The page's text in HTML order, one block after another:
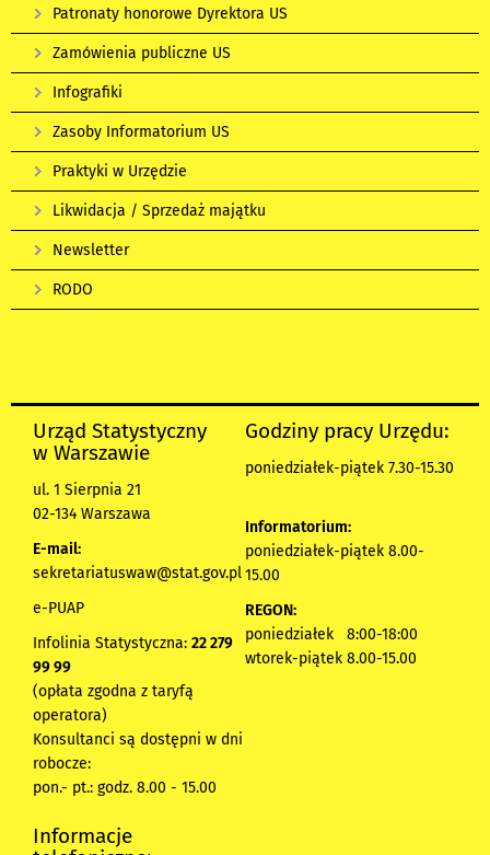
Patronaty honorowe Dyrektora US
Zamówienia publiczne US
Infografiki
Zasoby Informatorium US
Praktyki w Urzędzie
Likwidacja / Sprzedaż majątku
Newsletter
RODO
Urząd Statystyczny
w Warszawie
ul. 1 Sierpnia 21
02-134 Warszawa
E-mail:
sekretariatuswaw@stat.gov.pl
e-PUAP
Infolinia Statystyczna: 22 279
99 99
(opłata zgodna z taryfą
operatora)
Konsultanci są dostępni w dni
robocze:
pon.- pt.: godz. 8.00 - 15.00
Godziny pracy Urzędu:
poniedziałek-piątek 7.30-15.30
Informatorium:
poniedziałek-piątek 8.00-
15.00
REGON:
poniedziałek 8:00-18:00
wtorek-piątek 8.00-15.00
Informacje